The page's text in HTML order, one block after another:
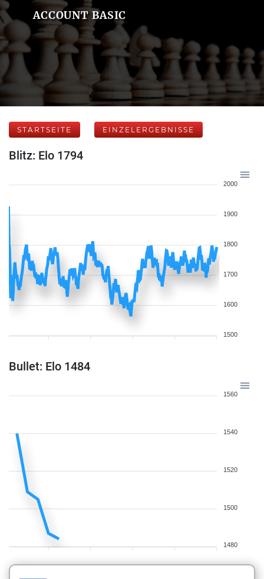
ACCOUNT BASIC
STARTSEITE EINZELERGEBNISSE
Blitz: Elo 1794
2000
1900
1800
1700
1600
1500
Bullet: Elo 1484
1560
1540
1520
1500
1480